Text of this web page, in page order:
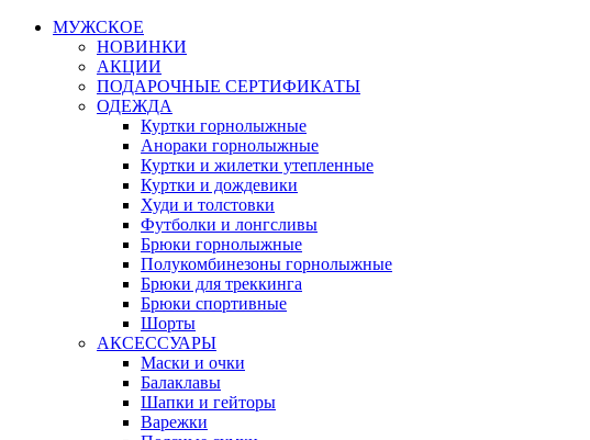
МУЖСКОЕ
НОВИНКИ
АКЦИИ
ПОДАРОЧНЫЕ СЕРТИФИКАТЫ
ОДЕЖДА
Куртки горнолыжные
Анораки горнолыжные
Куртки и жилетки утепленные
Куртки и дождевики
Худи и толстовки
Футболки и лонгсливы
Брюки горнолыжные
Полукомбинезоны горнолыжные
Брюки для треккинга
Брюки спортивные
Шорты
АКСЕССУАРЫ
Маски и очки
Балаклавы
Шапки и гейторы
Варежки